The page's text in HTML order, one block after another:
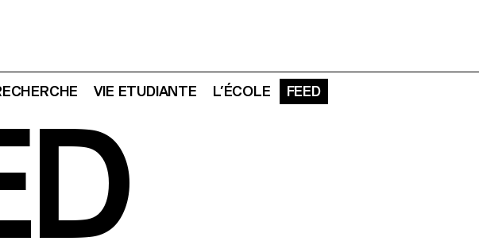
VIE ETUDIANTE L’ÉCOLE FEED